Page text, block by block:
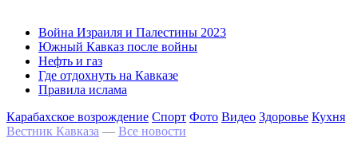
Война Израиля и Палестины 2023
Южный Кавказ после войны
Нефть и газ
Где отдохнуть на Кавказе
Правила ислама
Карабахское возрождение Спорт Фото Видео Здоровье Кухня
Вестник Кавказа — Все новости